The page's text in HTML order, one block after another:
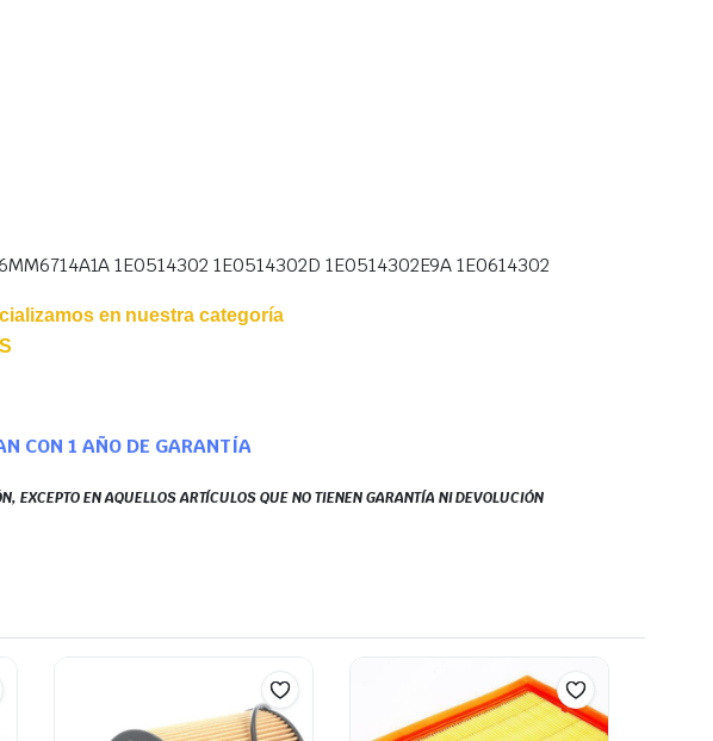
1E0514302 1E0514302D 1E0514302E9A 1E0614302
en nuestra categoría
CON 1 AÑO DE GARANTÍA
EXCEPTO EN AQUELLOS ARTÍCULOS QUE NO TIENEN GARANTÍA NI DEVOLUCIÓN